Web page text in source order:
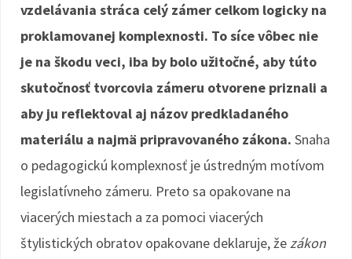
vzdelávania stráca celý zámer celkom logicky na
proklamovanej komplexnosti. To síce vôbec nie
je na škodu veci, iba by bolo užitočné, aby túto
skutočnosť tvorcovia zámeru otvorene priznali a
aby ju reflektoval aj názov predkladaného
materiálu a najmä pripravovaného zákona. Snaha
o pedagogickú komplexnosť je ústredným motívom
legislatívneho zámeru. Preto sa opakovane na
viacerých miestach a za pomoci viacerých
štylistických obratov opakovane deklaruje, žezákon